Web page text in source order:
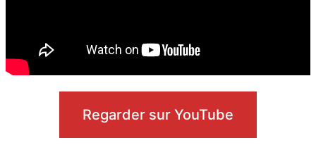
Regarder sur YouTube